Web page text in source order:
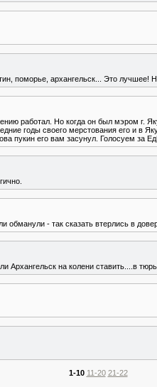
поморье, архангельск... Это лучшее!
работал. Но когда он был мэром г.
годы своего мерстования его и в
пукин его вам засунул. Голосуем за
обманули - так сказать втерлись в
Архангельск на колени ставить....в
1-10 11-20 21-22